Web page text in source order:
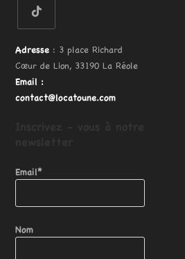
Adresse : 3 place Richard
Cœur de Lion, 33190 La Réole
Email :
contact@locatoune.com
Email*
Nom